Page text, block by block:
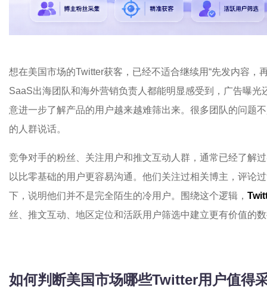
想在美国市场的Twitter获客，已经不适合继续用“先发内容，
SaaS出海团队和海外营销负责人都能明显感受到，广告曝
意进一步了解产品的用户越来越难筛出来。很多团队的问题
的人群说话。
竞争对手的粉丝、关注用户和推文互动人群，通常已经了解
以比零基础的用户更容易沟通。他们关注过相关博主，评论
下，说明他们并不是完全陌生的冷用户。围绕这个逻辑，
丝、推文互动、地区定位和活跃用户筛选中建立更有价值的
如何判断美国市场哪些Twitter用户值得